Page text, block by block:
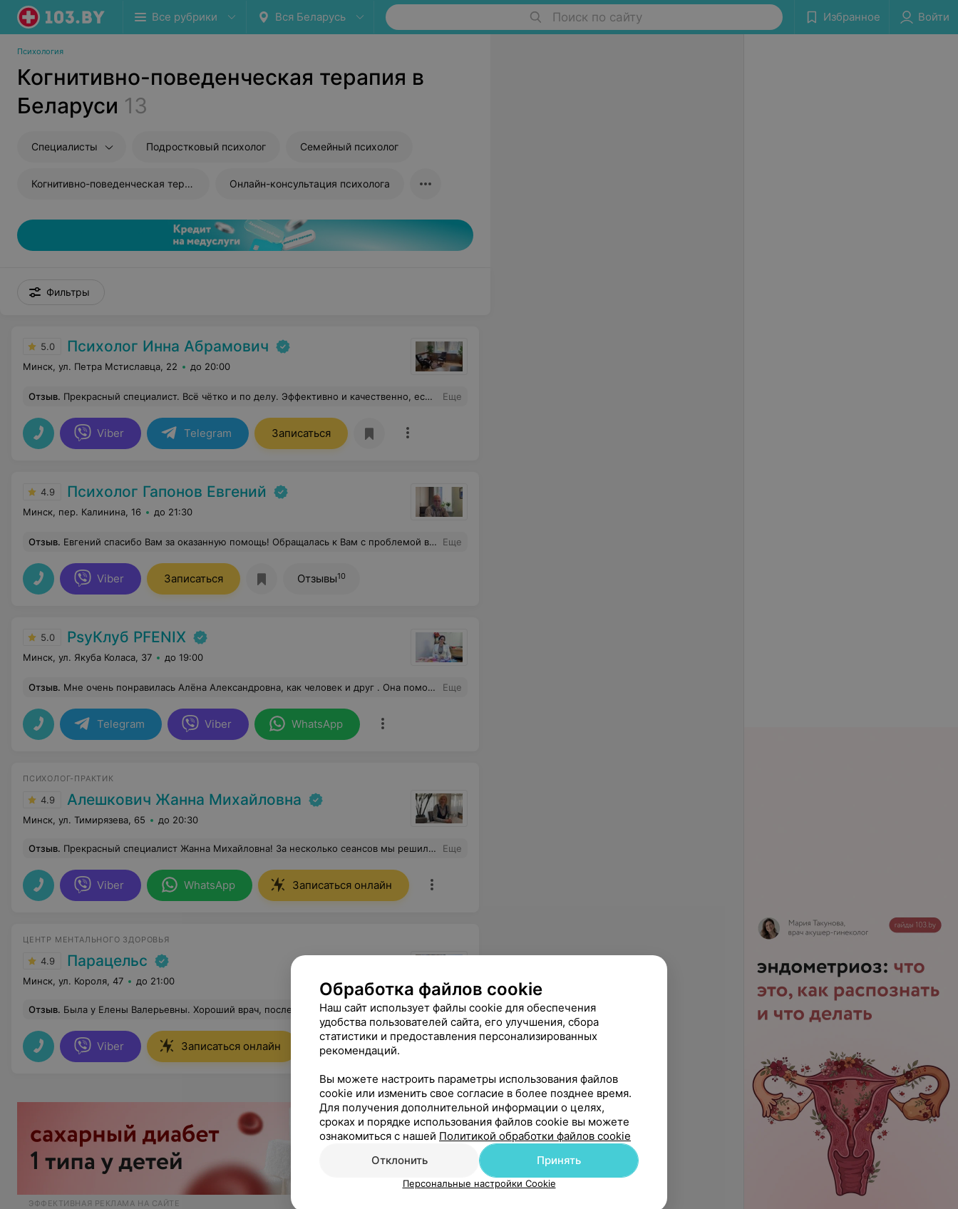
Все рубрики Вся Беларусь Поиск по сайту Избранное Войти
Психология
Когнитивно-поведенческая терапия в
Беларуси 13
Специалисты Подростковый психолог Семейный психолог
Когнитивно-поведенческая терапия Онлайн-консультация психолога
Фильтры
5.0 Психолог Инна Абрамович
Минск, ул. Петра Мстиславца, 22 до 20:00
Отзыв. Прекрасный специалист. Всё чётко и по делу. Эффективно и качественно, если так можно определить работу психолога. Спасибо, всё сделано так, как надо. Еще
Viber Telegram Записаться
4.9 Психолог Гапонов Евгений
Минск, пер. Калинина, 16 до 21:30
Отзыв. Евгений спасибо Вам за оказанную помощь! Обращалась к Вам с проблемой во взаимоотношениях с сыном. После нашей с Вами работы я многое поняла, что улучшило мою жизнь и общение с сыном. Спасибо Вам еще раз! Еще
Viber Записаться Отзывы10
5.0 PsyКлуб PFENIX
Минск, ул. Якуба Коласа, 37 до 19:00
Отзыв. Мне очень понравилась Алёна Александровна, как человек и друг . Она помогла мне стать уверенней и лучше общаться с друзьями. Спасибо ей! Еще
Telegram Viber WhatsApp
ПСИХОЛОГ-ПРАКТИК
4.9 Алешкович Жанна Михайловна
Минск, ул. Тимирязева, 65 до 20:30
Отзыв. Прекрасный специалист Жанна Михайловна! За несколько сеансов мы решили мою проблему, которая меня преследовала много лет. Профессионал своего дела однозначно! Спасибо Жанна Михайловна! Еще
Viber WhatsApp Записаться онлайн
ЦЕНТР МЕНТАЛЬНОГО ЗДОРОВЬЯ
4.9 Парацельс
Минск, ул. Короля, 47 до 21:00
Отзыв. Была у Елены Валерьевны. Хороший врач, после разговора становится легче. Еще
Viber Записаться онлайн
ЭФФЕКТИВНАЯ РЕКЛАМА НА САЙТЕ
Обработка файлов cookie
Наш сайт использует файлы cookie для обеспечения
удобства пользователей сайта, его улучшения, сбора
статистики и предоставления персонализированных
рекомендаций.
Вы можете настроить параметры использования файлов
cookie или изменить свое согласие в более позднее время.
Для получения дополнительной информации о целях,
сроках и порядке использования файлов cookie вы можете
ознакомиться с нашей Политикой обработки файлов cookie
Отклонить
Принять
Персональные настройки Cookie